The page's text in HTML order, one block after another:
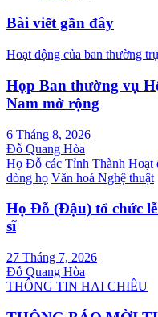
Bài viết gần đây
Hoạt động của ban thường
Họp Ban thường vụ
Nam mở rộng
6 Tháng 8, 2026
Đỗ Quang Hòa
Họ Đỗ các Tỉnh Thành Hoạt
dòng họ Văn hoá Nghệ thuật
Họ Đỗ (Đậu) tổ chức
sĩ
27 Tháng 7, 2026
Đỗ Quang Hòa
THÔNG TIN HAI CHIỀU